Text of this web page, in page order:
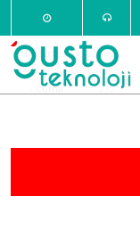
Pazartesi
- Cuma
+90
232
999